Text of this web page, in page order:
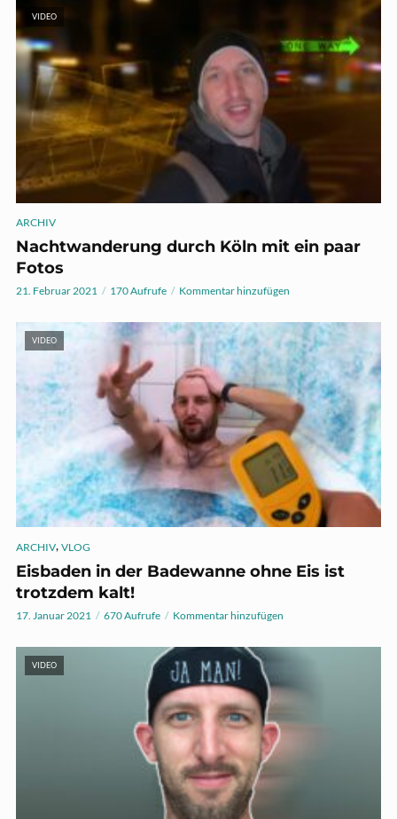
VIDEO
ARCHIV
Nachtwanderung durch Köln mit ein paar
Fotos
21. Februar 2021 170 Aufrufe Kommentar hinzufügen
VIDEO
ARCHIV, VLOG
Eisbaden in der Badewanne ohne Eis ist
trotzdem kalt!
17. Januar 2021 670 Aufrufe Kommentar hinzufügen
VIDEO